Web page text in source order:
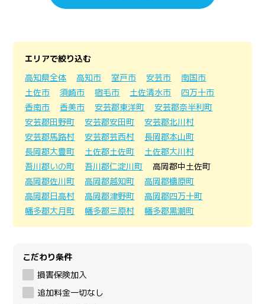
エリアで絞り込む
高知県全体
高知市 室戸市 安芸市
南国市
土佐市
須崎市 宿毛市 土佐清水市
四万十市
香南市
香美市 安芸郡東洋町
安芸郡奈半利町
安芸郡田野町
安芸郡安田町
安芸郡北川村
安芸郡馬路村
安芸郡芸西村
長岡郡本山町
長岡郡大豊町
土佐郡土佐町
土佐郡大川村
吾川郡いの町
吾川郡仁淀川町
高岡郡中土佐町
高岡郡佐川町
高岡郡越知町
高岡郡檮原町
高岡郡日高村
高岡郡津野町
高岡郡四万十町
幡多郡大月町
幡多郡三原村 幡多郡黒潮町
こだわり条件
損害保険加入
追加料金一切なし